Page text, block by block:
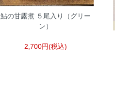
鮎の甘露煮 ５尾入り（グリー
ン）
2,700円(税込)